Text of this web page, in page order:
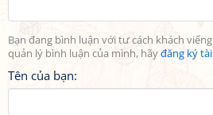
Bạn đang bình luận với tư cách khách
quản lý bình luận của mình, hãyđăng ký
Tên của bạn: